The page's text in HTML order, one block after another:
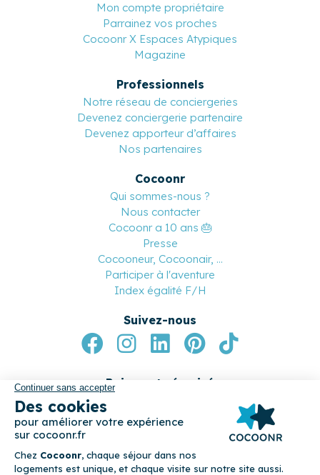
Mon compte propriétaire
Parrainez vos proches
Cocoonr X Espaces Atypiques
Magazine
Professionnels
Notre réseau de conciergeries
Devenez conciergerie partenaire
Devenez apporteur d’affaires
Nos partenaires
Cocoonr
Qui sommes-nous ?
Nous contacter
Cocoonr a 10 ans 🎂
Presse
Cocooneur, Cocoonair, ...
Participer à l'aventure
Index égalité F/H
Suivez-nous
Paiement sécurisé